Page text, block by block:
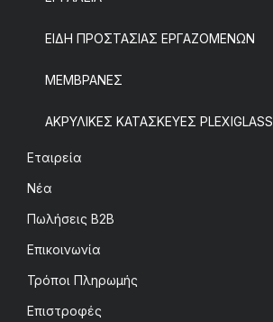
ΕΙΔΗ ΠΡΟΣΤΑΣΙΑΣ ΕΡΓΑΖΟΜΕΝΩΝ
ΜΕΜΒΡΑΝΕΣ
ΑΚΡΥΛΙΚΕΣ ΚΑΤΑΣΚΕΥΕΣ PLEXIGLASS
Εταιρεία
Νέα
Πωλήσεις B2B
Επικοινωνία
Τρόποι Πληρωμής
Επιστροφές